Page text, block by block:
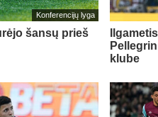
Konferencijų lyga
šansų prieš
klube